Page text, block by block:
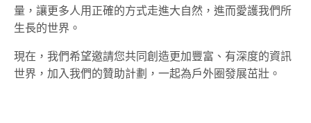
量，讓更多人用正確的方式走進大自然，進而愛護我們所
生長的世界。
現在，我們希望邀請您共同創造更加豐富、有深度的資訊
世界，加入我們的贊助計劃，一起為戶外圈發展茁壯。